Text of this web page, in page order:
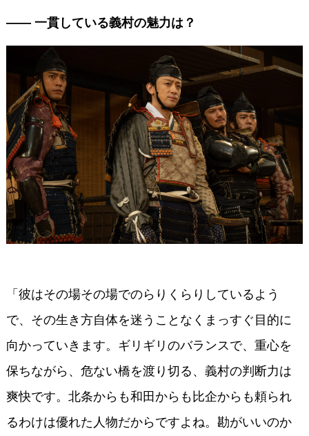
―― 一貫している義村の魅力は？
「彼はその場その場でのらりくらりしているよう
で、その生き方自体を迷うことなくまっすぐ目的に
向かっていきます。ギリギリのバランスで、重心を
保ちながら、危ない橋を渡り切る、義村の判断力は
爽快です。北条からも和田からも比企からも頼られ
るわけは優れた人物だからですよね。勘がいいのか